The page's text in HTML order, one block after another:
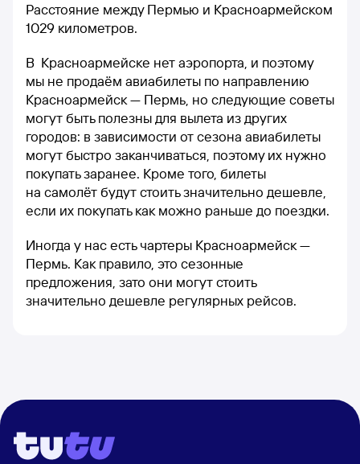
Расстояние между Пермью и Красноармейском
1029 километров.
В Красноармейске нет аэропорта, и поэтому
мы не продаём авиабилеты по направлению
Красноармейск — Пермь, но следующие советы
могут быть полезны для вылета из других
городов: в зависимости от сезона авиабилеты
могут быстро заканчиваться, поэтому их нужно
покупать заранее. Кроме того, билеты
на самолёт будут стоить значительно дешевле,
если их покупать как можно раньше до поездки.
Иногда у нас есть чартеры Красноармейск —
Пермь. Как правило, это сезонные
предложения, зато они могут стоить
значительно дешевле регулярных рейсов.